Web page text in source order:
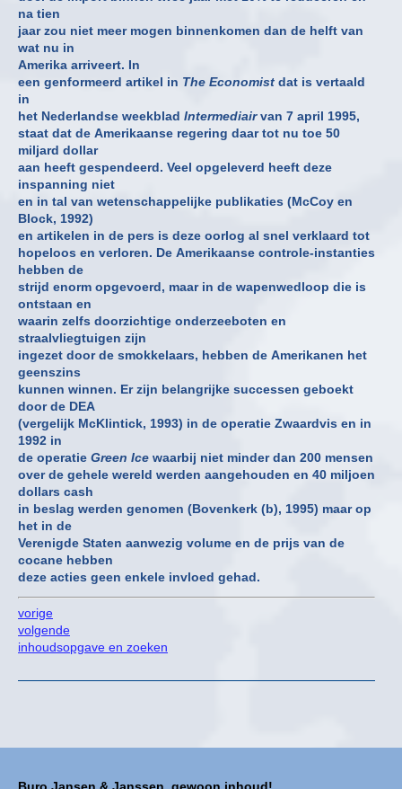
na tien
jaar zou niet meer mogen binnenkomen dan de helft van
wat nu in
Amerika arriveert. In
een genformeerd artikel in The Economist dat is vertaald
in
het Nederlandse weekblad Intermediairvan 7 april 1995,
staat dat de Amerikaanse regering daar tot nu toe 50
miljard dollar
aan heeft gespendeerd. Veel opgeleverd heeft deze
inspanning niet
en in tal van wetenschappelijke publikaties (McCoy en
Block, 1992)
en artikelen in de pers is deze oorlog al snel verklaard tot
hopeloos en verloren. De Amerikaanse controle-instanties
hebben de
strijd enorm opgevoerd, maar in de wapenwedloop die is
ontstaan en
waarin zelfs doorzichtige onderzeeboten en
straalvliegtuigen zijn
ingezet door de smokkelaars, hebben de Amerikanen het
geenszins
kunnen winnen. Er zijn belangrijke successen geboekt
door de DEA
(vergelijk McKlintick, 1993) in de operatie Zwaardvis en in
1992 in
de operatie Green Ice waarbij niet minder dan 200 mensen
over de gehele wereld werden aangehouden en 40 miljoen
dollars cash
in beslag werden genomen (Bovenkerk (b), 1995) maar op
het in de
Verenigde Staten aanwezig volume en de prijs van de
cocane hebben
deze acties geen enkele invloed gehad.
vorige
volgende
inhoudsopgave en zoeken